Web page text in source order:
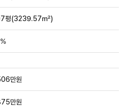
평(3239.57㎡)
%
만원
만원